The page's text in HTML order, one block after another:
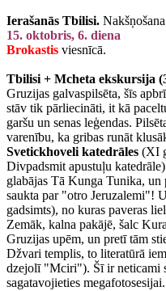
Ierašanās Tbilisi.
15. oktobris, 6. diena
Brokastis viesnīcā.
Tbilisi + Mcheta ekskursija
Gruzijas galvaspilsēta, šīs
stāv tik pārliecināti, it kā
garšu un senas leģendas.
varenību, ka gribas runāt
Svetickhoveli katedrāles (XI
Divpadsmit apustuļu katedrāle)
glabājas Tā Kunga Tunika,
saukta par "otro Jeruzalemi"!
gadsimts), no kuras paveras
Zemāk, kalna pakājē, šalc
Gruzijas upēm, un pretī tām
Džvari templis, to literatūrā
dzejolī "Mciri"). Šī ir neticami
sagatavojieties megafotosesijai.